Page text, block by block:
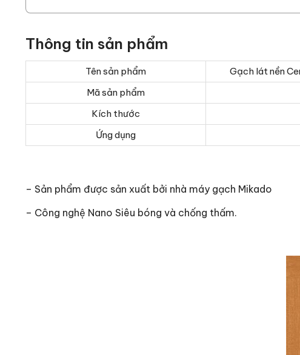
Thông tin sản phẩm
Tên sản phẩm
Gạch lát nền
Mã sản phẩm
Kích thước
Ứng dụng
– Sản phẩm được sản xuất bởi nhà máy gạch Mikado
– Công nghệ Nano Siêu bóng và chống thấm.